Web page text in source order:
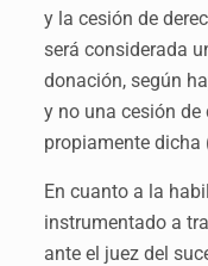
y la cesión de
será considerada
donación, según
y no una cesión de
propiamente dicha
En cuanto a la
instrumentado a
ante el juez del